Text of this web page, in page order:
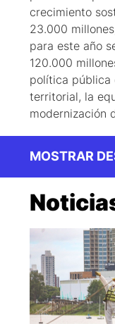
crecimiento
23.000
para este año
120.000
política pública
territorial, la
modernización
MOSTRAR